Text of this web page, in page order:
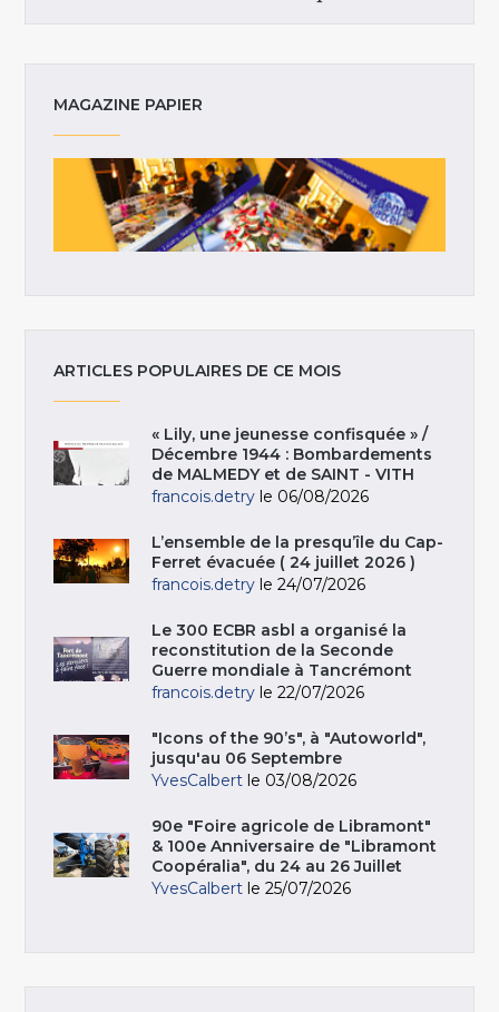
MAGAZINE PAPIER
ARTICLES POPULAIRES DE CE MOIS
« Lily, une jeunesse confisquée » /
Décembre 1944 : Bombardements
de MALMEDY et de SAINT - VITH
francois.detry le 06/08/2026
L’ensemble de la presqu’île du Cap-
Ferret évacuée ( 24 juillet 2026 )
francois.detry le 24/07/2026
Le 300 ECBR asbl a organisé la
reconstitution de la Seconde
Guerre mondiale à Tancrémont
francois.detry le 22/07/2026
"Icons of the 90’s", à "Autoworld",
jusqu'au 06 Septembre
YvesCalbert le 03/08/2026
90e "Foire agricole de Libramont"
& 100e Anniversaire de "Libramont
Coopéralia", du 24 au 26 Juillet
YvesCalbert le 25/07/2026